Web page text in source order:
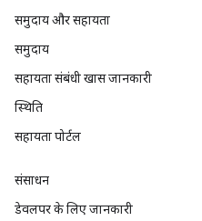
समुदाय और सहायता
समुदाय
सहायता संबंधी खास जानकारी
स्थिति
सहायता पोर्टल
संसाधन
डेवलपर के लिए जानकारी